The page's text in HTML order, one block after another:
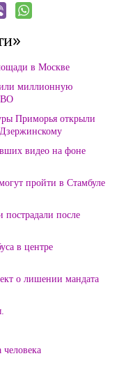
в Москве
миллионную
Приморья открыли
видео на фоне
пройти в Стамбуле
пострадали после
в центре
о лишении мандата